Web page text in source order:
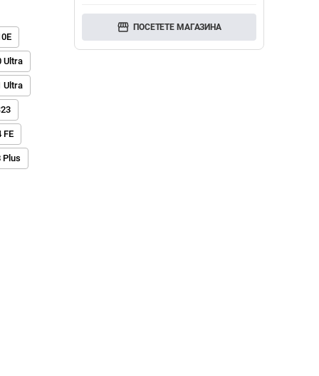
Ultra
Ultra
FE
Plus
storefront ПОСЕТЕТЕ МАГАЗИНА